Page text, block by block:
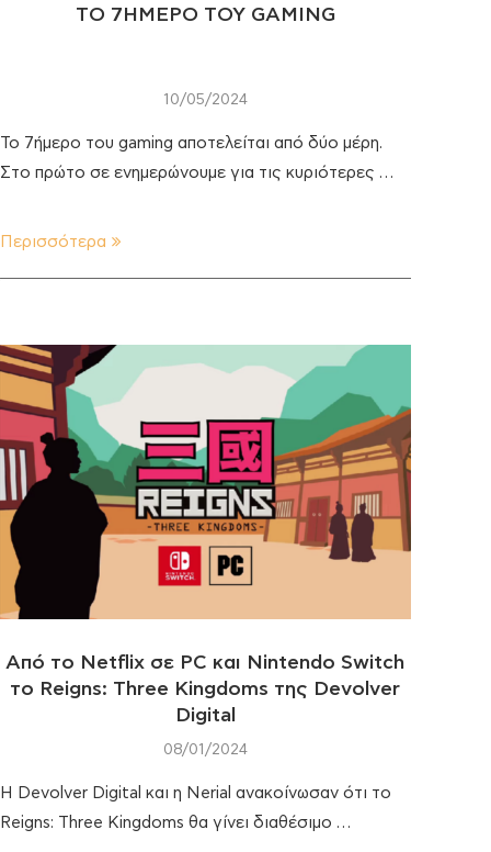
ΤΟ 7ΗΜΕΡΟ ΤΟΥ GAMING
10/05/2024
Το 7ήμερο του gaming αποτελείται από δύο μέρη.
Στο πρώτο σε ενημερώνουμε για τις κυριότερες …
Περισσότερα
Από το Netflix σε PC και Nintendo Switch
το Reigns: Three Kingdoms της Devolver
Digital
08/01/2024
H Devolver Digital και η Nerial ανακοίνωσαν ότι το
Reigns: Three Kingdoms θα γίνει διαθέσιμο …